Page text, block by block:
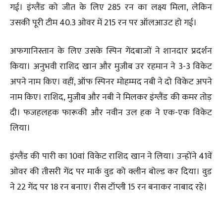
गई। इंग्लैंड को जीत के लिए 285 रन का लक्ष्य मिला, लेकिन
उसकी पूरी टीम 40.3 ओवर में 215 रन पर ऑलआउट हो गई।
अफगानिस्तान के लिए उसके स्पिन गेंदबाजों ने शानदार प्रदर्शन
किया। अनुभवी राशिद खान और मुजीब उर रहमान ने 3-3 विकेट
अपने नाम किए। वहीं, ऑफ स्पिनर मोहम्मद नबी ने दो विकेट अपने
नाम किए। राशिद, मुजीब और नबी ने मिलकर इंग्लैंड की कमर तोड़
दी। फजहलहक फारूकी और नवीन उल हक ने एक-एक विकेट
लिया।
इंग्लैंड की पारी का 10वां विकेट राशिद खान ने लिया। उन्होंने 41वें
ओवर की तीसरी गेंद पर मार्क वुड को क्लीन बोल्ड कर दिया। वुड
ने 22 गेंद पर 18 रन बनाए। रीस टॉप्ली 15 रन बनाकर नाबाद रहे।